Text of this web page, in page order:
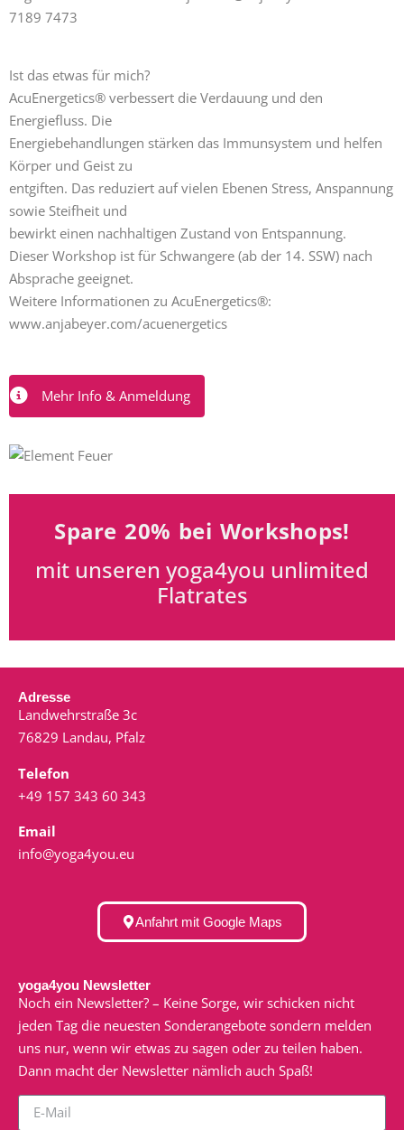
7189 7473
Ist das etwas für mich?
AcuEnergetics® verbessert die Verdauung und den
Energiefluss. Die
Energiebehandlungen stärken das Immunsystem und helfen
Körper und Geist zu
entgiften. Das reduziert auf vielen Ebenen Stress, Anspannung
sowie Steifheit und
bewirkt einen nachhaltigen Zustand von Entspannung.
Dieser Workshop ist für Schwangere (ab der 14. SSW) nach
Absprache geeignet.
Weitere Informationen zu AcuEnergetics®:
www.anjabeyer.com/acuenergetics
Mehr Info & Anmeldung
Spare 20% bei Workshops!
mit unseren yoga4you unlimited
Flatrates
Adresse
Landwehrstraße 3c
76829 Landau, Pfalz
Telefon
+49 157 343 60 343
Email
info@yoga4you.eu
Anfahrt mit Google Maps
yoga4you Newsletter
Noch ein Newsletter? – Keine Sorge, wir schicken nicht
jeden Tag die neuesten Sonderangebote sondern melden
uns nur, wenn wir etwas zu sagen oder zu teilen haben.
Dann macht der Newsletter nämlich auch Spaß!